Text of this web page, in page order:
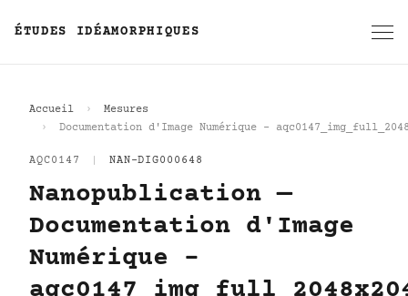
ÉTUDES IDÉAMORPHIQUES
Accueil
Mesures
Documentation d'Image Numérique -
AQC0147 NAN-DIG000648
Nanopublication —
Documentation d'Image
Numérique -